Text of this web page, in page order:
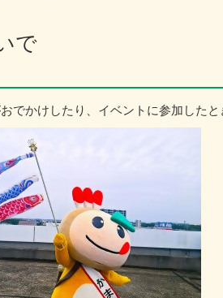
で
でかけしたり、イベントに参加した